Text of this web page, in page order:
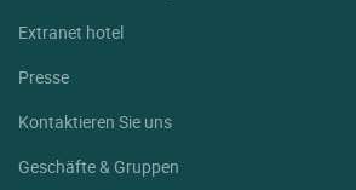
Extranet hotel
Presse
Kontaktieren Sie uns
Geschäfte & Gruppen